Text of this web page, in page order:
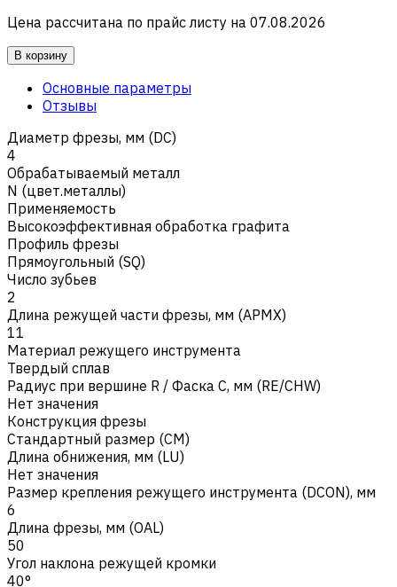
Цена рассчитана по прайс листу на 07.08.2026
В корзину
Основные параметры
Отзывы
Диаметр фрезы, мм (DC)
4
Обрабатываемый металл
N (цвет.металлы)
Применяемость
Высокоэффективная обработка графита
Профиль фрезы
Прямоугольный (SQ)
Число зубьев
2
Длина режущей части фрезы, мм (APMX)
11
Материал режущего инструмента
Твердый сплав
Радиус при вершине R / Фаска C, мм (RE/CHW)
Нет значения
Конструкция фрезы
Стандартный размер (CM)
Длина обнижения, мм (LU)
Нет значения
Размер крепления режущего инструмента (DCON), мм
6
Длина фрезы, мм (OAL)
50
Угол наклона режущей кромки
40°